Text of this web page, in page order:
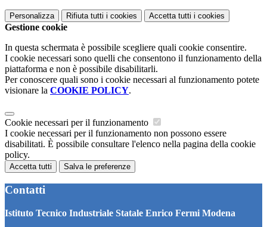
Personalizza Rifiuta tutti i cookies Accetta tutti i cookies
Gestione cookie
In questa schermata è possibile scegliere quali cookie consentire.
I cookie necessari sono quelli che consentono il funzionamento della
piattaforma e non è possibile disabilitarli.
Per conoscere quali sono i cookie necessari al funzionamento potete
visionare la COOKIE POLICY.
Cookie necessari per il funzionamento
I cookie necessari per il funzionamento non possono essere
disabilitati. È possibile consultare l'elenco nella pagina della cookie
policy.
Accetta tutti Salva le preferenze
Contatti
Istituto Tecnico Industriale Statale Enrico Fermi Modena